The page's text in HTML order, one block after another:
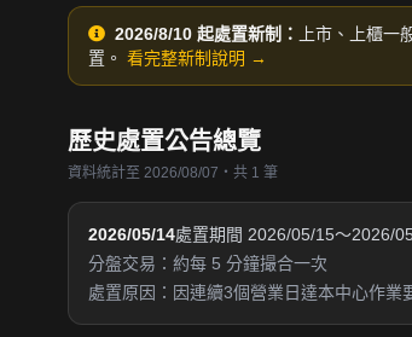
2026/8/10 起處置新制：
上市、上櫃
置。 看完整新制說明 →
歷史處置公告總覽
資料統計至 2026/08/07・共 1 筆
2026/05/14處置期間 2026/05/15～2026/
分盤交易：約每 5 分鐘撮合一次
處置原因：因連續3個營業日達本中心作業